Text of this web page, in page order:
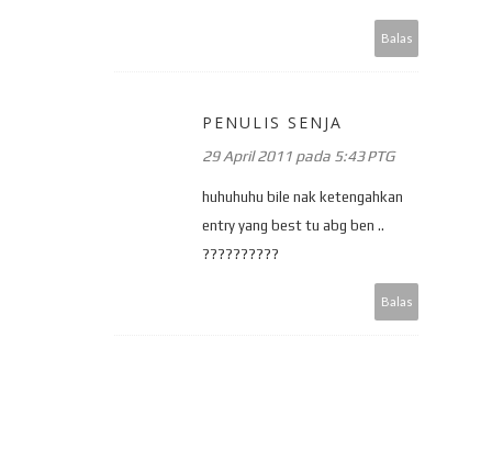
Balas
PENULIS SENJA
29 April 2011 pada 5:43 PTG
huhuhuhu bile nak ketengahkan
entry yang best tu abg ben ..
??????????
Balas